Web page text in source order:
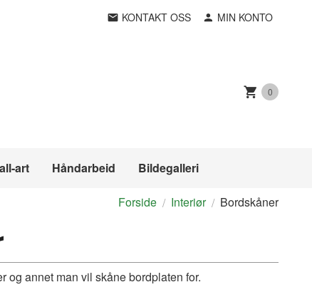
KONTAKT OSS MIN KONTO
0
art Håndarbeid Bildegalleri
Forside Interiør Bordskåner
og annet man vil skåne bordplaten for.